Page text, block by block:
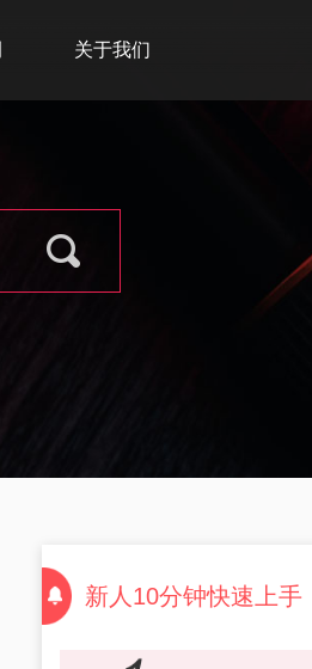
关于我们
新人10分钟快速上手